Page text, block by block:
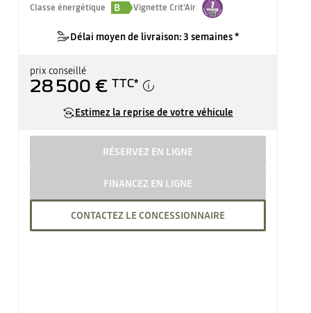
Classe énergétique
B Vignette Crit'Air
Délai moyen de livraison: 3 semaines *
prix conseillé
28 500 € TTC*
Estimez la reprise de votre véhicule
RÉSERVEZ EN LIGNE
FINANCEZ EN LIGNE
CONTACTEZ LE CONCESSIONNAIRE